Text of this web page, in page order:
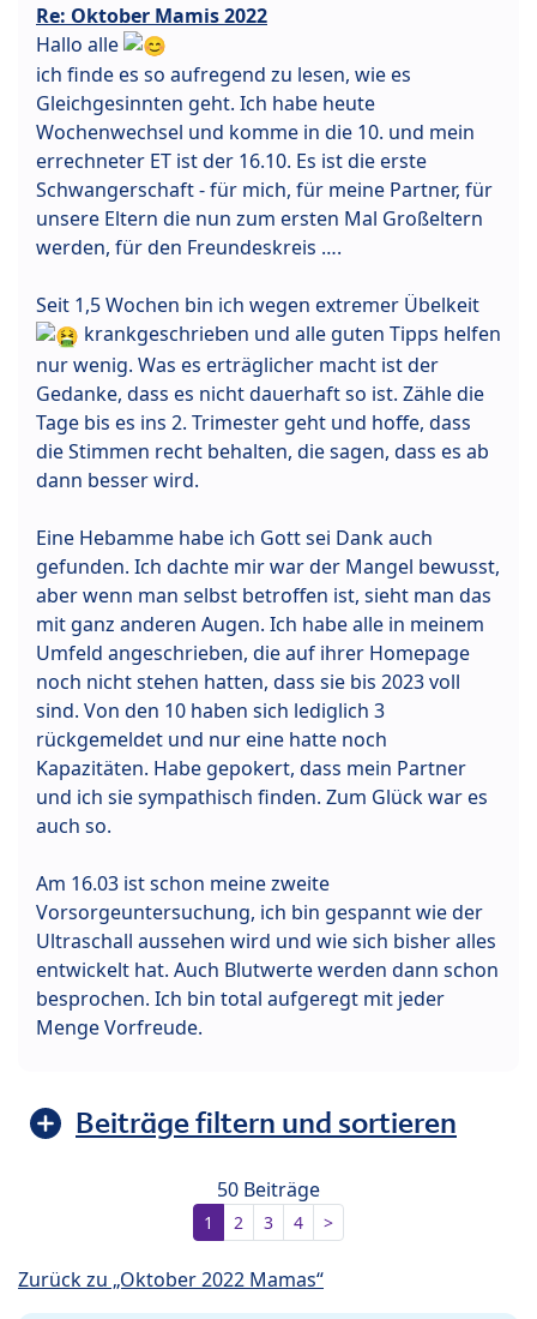
Re: Oktober Mamis 2022
Hallo alle
ich finde es so aufregend zu lesen, wie es
Gleichgesinnten geht. Ich habe heute
Wochenwechsel und komme in die 10. und mein
errechneter ET ist der 16.10. Es ist die erste
Schwangerschaft - für mich, für meine Partner, für
unsere Eltern die nun zum ersten Mal Großeltern
werden, für den Freundeskreis ….
Seit 1,5 Wochen bin ich wegen extremer Übelkeit
krankgeschrieben und alle guten Tipps helfen
nur wenig. Was es erträglicher macht ist der
Gedanke, dass es nicht dauerhaft so ist. Zähle die
Tage bis es ins 2. Trimester geht und hoffe, dass
die Stimmen recht behalten, die sagen, dass es ab
dann besser wird.
Eine Hebamme habe ich Gott sei Dank auch
gefunden. Ich dachte mir war der Mangel bewusst,
aber wenn man selbst betroffen ist, sieht man das
mit ganz anderen Augen. Ich habe alle in meinem
Umfeld angeschrieben, die auf ihrer Homepage
noch nicht stehen hatten, dass sie bis 2023 voll
sind. Von den 10 haben sich lediglich 3
rückgemeldet und nur eine hatte noch
Kapazitäten. Habe gepokert, dass mein Partner
und ich sie sympathisch finden. Zum Glück war es
auch so.
Am 16.03 ist schon meine zweite
Vorsorgeuntersuchung, ich bin gespannt wie der
Ultraschall aussehen wird und wie sich bisher alles
entwickelt hat. Auch Blutwerte werden dann schon
besprochen. Ich bin total aufgeregt mit jeder
Menge Vorfreude.
Beiträge filtern und sortieren
50 Beiträge
1 2 3 4 >
Zurück zu „Oktober 2022 Mamas“